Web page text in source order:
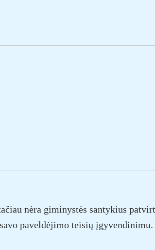
nėra giminystės santykius
paveldėjimo teisių įgyvendinimu.